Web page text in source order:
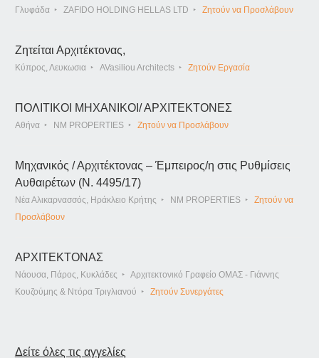
Γλυφάδα ZAFIDO HOLDING HELLAS LTD Ζητούν να Προσλάβουν
Ζητείται Αρχιτέκτονας,
Κύπρος, Λευκωσια AVasiliou Architects Ζητούν Εργασία
ΠΟΛΙΤΙΚΟΙ ΜΗΧΑΝΙΚΟΙ/ ΑΡΧΙΤΕΚΤΟΝΕΣ
Αθήνα NM PROPERTIES Ζητούν να Προσλάβουν
Μηχανικός / Αρχιτέκτονας – Έμπειρος/η στις Ρυθμίσεις
Αυθαιρέτων (Ν. 4495/17)
Νέα Αλικαρνασσός, Ηράκλειο Κρήτης NM PROPERTIES
Ζητούν να
Προσλάβουν
ΑΡΧΙΤΕΚΤΟΝΑΣ
Νάουσα, Πάρος, Κυκλάδες
Αρχιτεκτονικό Γραφείο ΟΜΑΣ - Γιάννης
Κουζούμης & Ντόρα Τριγλιανού
Ζητούν Συνεργάτες
Δείτε όλες τις αγγελίες